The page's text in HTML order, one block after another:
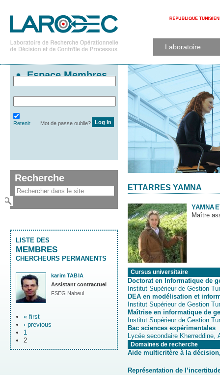
Laboratoire
ETTARRES YAMNA
YAMNA
Maître
Cursus universitaire
Doctorat en Informatique de
Institut Supérieur de Gestion
DEA en modélisation et
Institut Supérieur de Gestion
Maîtrise en informatique de
Institut Supérieur de Gestion
Bac sciences expérimentales
Lycée secondaire Kherreddine,
Domaines de recherche
Aide multicritère à la
Représentation de
Espace Membres
Retenir Mot de passe oublie?
Recherche
LISTE DES
MEMBRES
CHERCHEURS PERMANENTS
karimTABIA
Assistant contractuel
FSEG Nabeul
« first
‹ previous
1
2